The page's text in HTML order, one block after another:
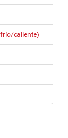
frío/caliente)